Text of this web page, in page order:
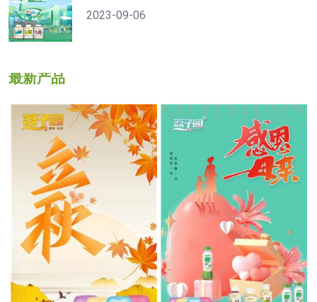
2023-09-06
最新产品